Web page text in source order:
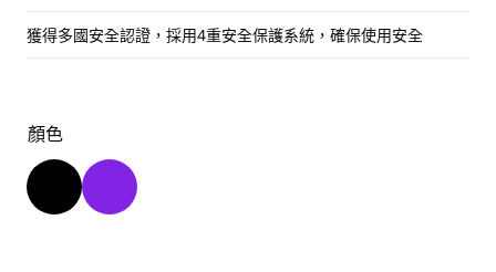
獲得多國安全認證，採用4重安全保護系統，確保使用安全
顏色